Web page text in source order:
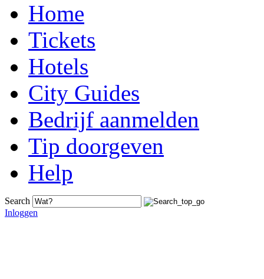
Home
Tickets
Hotels
City Guides
Bedrijf aanmelden
Tip doorgeven
Help
Search
Inloggen